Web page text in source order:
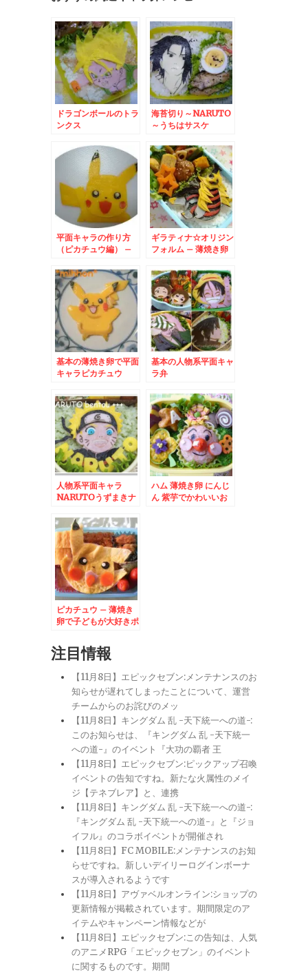
ドラゴンボールのトラ
ンクス
海苔切り～NARUTO
～うちはサスケ
平面キャラの作り方
（ピカチュウ編） –
ンスター
ギラティナ☆オリジン
フォルム – 薄焼き卵
基本の薄焼き卵で平面
キャラピカチュウ
基本の人物系平面キャ
ラ弁
人物系平面キャラ
NARUTOうずまきナ
ハム 薄焼き卵 にんじ
ん 紫芋でかわいいお
ピカチュウ – 薄焼き
卵で子どもが大好きポ
愛いキャラに♪
注目情報
【11月8日】エピックセブン:メンテナンスのお
知らせが遅れてしまったことについて、運営
チームからのお詫びのメッ
【11月8日】キングダム 乱 -天下統一への道-:
このお知らせは、『キングダム 乱 -天下統一
への道-』のイベント『大功の覇者 王
【11月8日】エピックセブン:ピックアップ召喚
イベントの告知ですね。新たな火属性のメイ
ジ【テネブレア】と、連携
【11月8日】キングダム 乱 -天下統一への道-:
『キングダム 乱 -天下統一への道-』と『ジョ
イフル』のコラボイベントが開催され
【11月8日】FC MOBILE:メンテナンスのお知
らせですね。新しいデイリーログインボーナ
スが導入されるようです
【11月8日】アヴァベルオンライン:ショップの
更新情報が掲載されています。期間限定のア
イテムやキャンペーン情報などが
【11月8日】エピックセブン:この告知は、人気
のアニメRPG「エピックセブン」のイベント
に関するものです。期間